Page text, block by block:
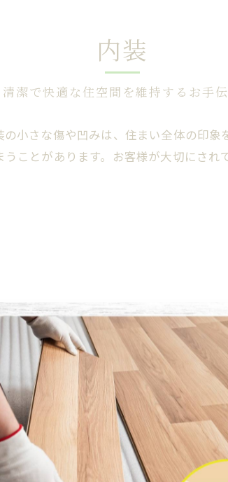
内装
清潔で快適な住空間を維持するお手
小さな傷や凹みは、住まい全体の印
ことがあります。お客様が大切にさ